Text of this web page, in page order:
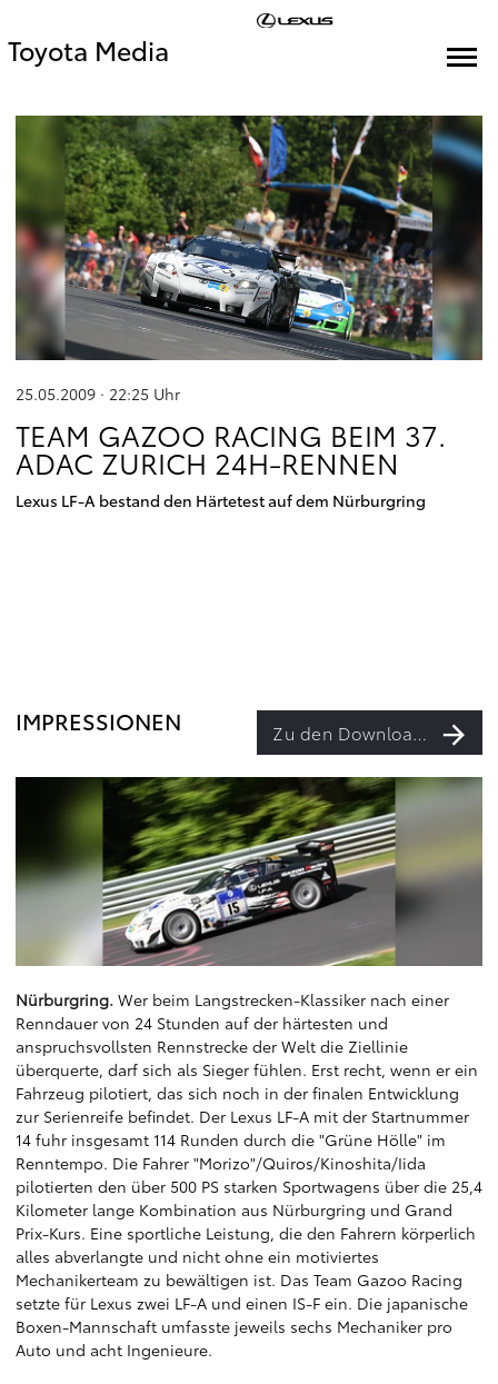
Toyota Media
25.05.2009 · 22:25 Uhr
TEAM GAZOO RACING BEIM 37.
ADAC ZURICH 24H-RENNEN
Lexus LF-A bestand den Härtetest auf dem Nürburgring
IMPRESSIONEN Zu den Downloads
Nürburgring. Wer beim Langstrecken-Klassiker nach einer
Renndauer von 24 Stunden auf der härtesten und
anspruchsvollsten Rennstrecke der Welt die Ziellinie
überquerte, darf sich als Sieger fühlen. Erst recht, wenn er ein
Fahrzeug pilotiert, das sich noch in der finalen Entwicklung
zur Serienreife befindet. Der Lexus LF-A mit der Startnummer
14 fuhr insgesamt 114 Runden durch die "Grüne Hölle" im
Renntempo. Die Fahrer "Morizo"/Quiros/Kinoshita/Iida
pilotierten den über 500 PS starken Sportwagens über die 25,4
Kilometer lange Kombination aus Nürburgring und Grand
Prix-Kurs. Eine sportliche Leistung, die den Fahrern körperlich
alles abverlangte und nicht ohne ein motiviertes
Mechanikerteam zu bewältigen ist. Das Team Gazoo Racing
setzte für Lexus zwei LF-A und einen IS-F ein. Die japanische
Boxen-Mannschaft umfasste jeweils sechs Mechaniker pro
Auto und acht Ingenieure.